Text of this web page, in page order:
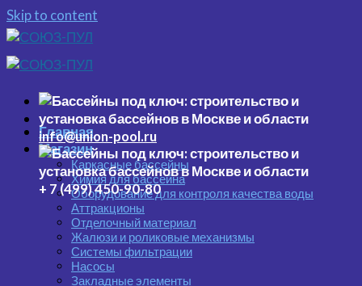
Skip to content
Главная
Магазин
Каркасные бассейны
Химия для бассейна
Оборудование для контроля качества воды
Аттракционы
Отделочный материал
Жалюзи и роликовые механизмы
Системы фильтрации
Насосы
Закладные элементы
info@union-pool.ru
+ 7 (499) 450-90-80